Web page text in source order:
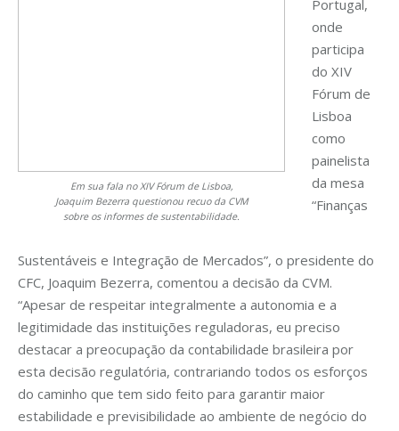
Em sua fala no XIV Fórum de Lisboa,
Joaquim Bezerra questionou recuo da CVM
sobre os informes de sustentabilidade.
Portugal,
onde
participa
do XIV
Fórum de
Lisboa
como
painelista
da mesa
“Finanças
Sustentáveis e Integração de Mercados”, o presidente do
CFC, Joaquim Bezerra, comentou a decisão da CVM.
“Apesar de respeitar integralmente a autonomia e a
legitimidade das instituições reguladoras, eu preciso
destacar a preocupação da contabilidade brasileira por
esta decisão regulatória, contrariando todos os esforços
do caminho que tem sido feito para garantir maior
estabilidade e previsibilidade ao ambiente de negócio do